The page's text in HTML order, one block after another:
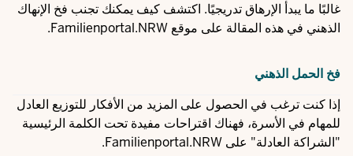
غالبًا ما يبدأ الإرهاق تدريجيًا. اكتشف كيف يمكنك تجنب فخ الإنهاك
الذهني في هذه المقالة على موقع Familienportal.NRW.
فخ الحمل الذهني
إذا كنت ترغب في الحصول على المزيد من الأفكار للتوزيع العادل
للمهام في الأسرة، فهناك اقتراحات مفيدة تحت الكلمة الرئيسية
"الشراكة العادلة" على Familienportal.NRW.